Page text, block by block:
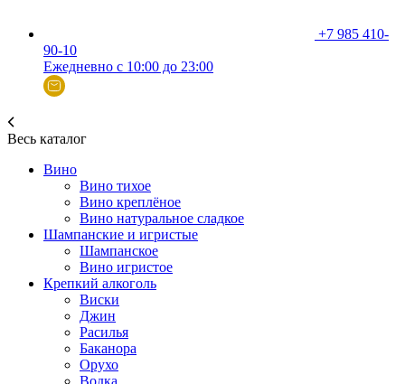
+7 985 410-
90-10
Ежедневно с 10:00 до 23:00
Весь каталог
Вино
Вино тихое
Вино креплёное
Вино натуральное сладкое
Шампанские и игристые
Шампанское
Вино игристое
Крепкий алкоголь
Виски
Джин
Расилья
Баканора
Орухо
Водка